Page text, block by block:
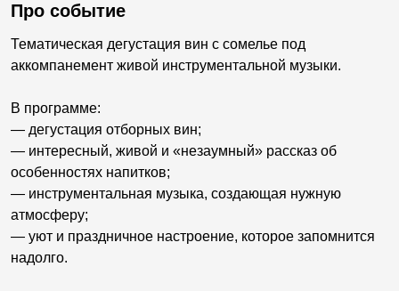
Про событие
Тематическая дегустация вин с сомелье под
аккомпанемент живой инструментальной музыки.
В программе:
— дегустация отборных вин;
— интересный, живой и «незаумный» рассказ об
особенностях напитков;
— инструментальная музыка, создающая нужную
атмосферу;
— уют и праздничное настроение, которое запомнится
надолго.